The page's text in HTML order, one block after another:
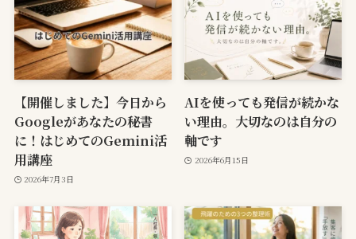
【開催しました】今日から
Googleがあなたの秘書
に！はじめてのGemini活
用講座
2026年7月3日
AIを使っても発信が続かな
い理由。大切なのは自分の
軸です
2026年6月15日